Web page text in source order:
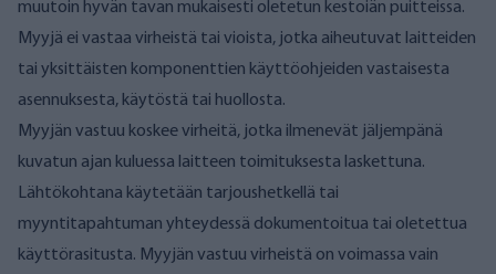
muutoin hyvän tavan mukaisesti oletetun kestoiän puitteissa.
Myyjä ei vastaa virheistä tai vioista, jotka aiheutuvat laitteiden
tai yksittäisten komponenttien käyttöohjeiden vastaisesta
asennuksesta, käytöstä tai huollosta.
Myyjän vastuu koskee virheitä, jotka ilmenevät jäljempänä
kuvatun ajan kuluessa laitteen toimituksesta laskettuna.
Lähtökohtana käytetään tarjoushetkellä tai
myyntitapahtuman yhteydessä dokumentoitua tai oletettua
käyttörasitusta. Myyjän vastuu virheistä on voimassa vain